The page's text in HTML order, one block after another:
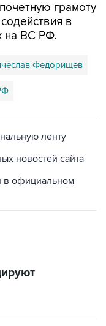
грамоту
в
на ВС РФ.
Федорищев
ленту
новостей сайта
в официальном